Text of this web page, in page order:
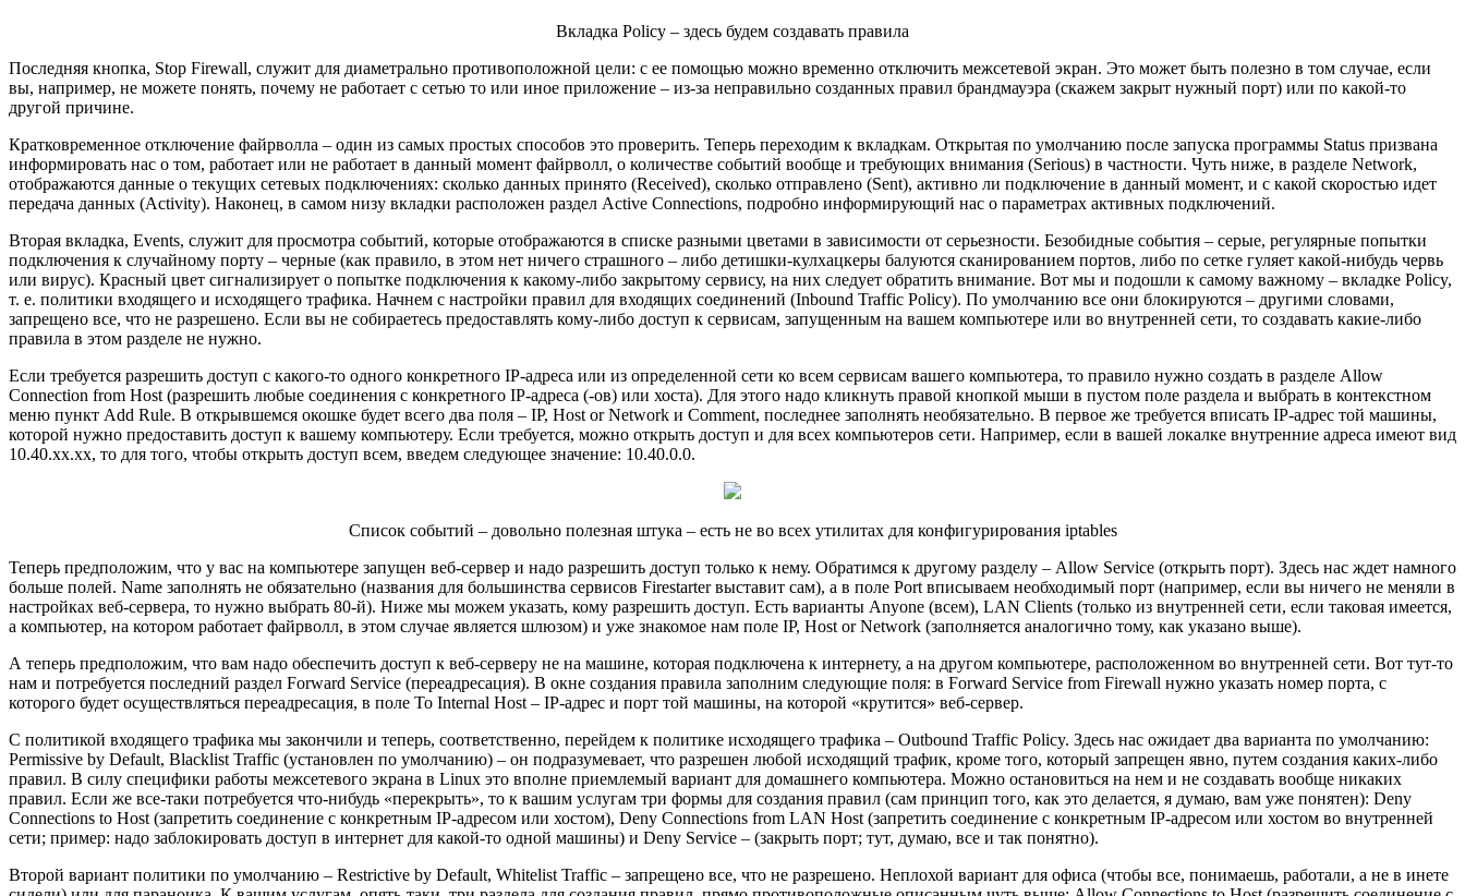
Вкладка Policy – здесь будем создавать правила
Последняя кнопка, Stop Firewall, служит для диаметрально противоположной цели: с ее помощью можно временно отключить межсетевой экран. Это может быть полезно в том случае, если
вы, например, не можете понять, почему не работает с сетью то или иное приложение – из-за неправильно созданных правил брандмауэра (скажем закрыт нужный порт) или по какой-то
другой причине.
Кратковременное отключение файрволла – один из самых простых способов это проверить. Теперь переходим к вкладкам. Открытая по умолчанию после запуска программы Status призвана
информировать нас о том, работает или не работает в данный момент файрволл, о количестве событий вообще и требующих внимания (Serious) в частности. Чуть ниже, в разделе Network,
отображаются данные о текущих сетевых подключениях: сколько данных принято (Received), сколько отправлено (Sent), активно ли подключение в данный момент, и с какой скоростью идет
передача данных (Activity). Наконец, в самом низу вкладки расположен раздел Active Connections, подробно информирующий нас о параметрах активных подключений.
Вторая вкладка, Events, служит для просмотра событий, которые отображаются в списке разными цветами в зависимости от серьезности. Безобидные события – серые, регулярные попытки
подключения к случайному порту – черные (как правило, в этом нет ничего страшного – либо детишки-кулхацкеры балуются сканированием портов, либо по сетке гуляет какой-нибудь червь
или вирус). Красный цвет сигнализирует о попытке подключения к какому-либо закрытому сервису, на них следует обратить внимание. Вот мы и подошли к самому важному – вкладке Policy,
т. е. политики входящего и исходящего трафика. Начнем с настройки правил для входящих соединений (Inbound Traffic Policy). По умолчанию все они блокируются – другими словами,
запрещено все, что не разрешено. Если вы не собираетесь предоставлять кому-либо доступ к сервисам, запущенным на вашем компьютере или во внутренней сети, то создавать какие-либо
правила в этом разделе не нужно.
Если требуется разрешить доступ с какого-то одного конкретного IP-адреса или из определенной сети ко всем сервисам вашего компьютера, то правило нужно создать в разделе Allow
Connection from Host (разрешить любые соединения с конкретного IP-адреса (-ов) или хоста). Для этого надо кликнуть правой кнопкой мыши в пустом поле раздела и выбрать в контекстном
меню пункт Add Rule. В открывшемся окошке будет всего два поля – IP, Host or Network и Comment, последнее заполнять необязательно. В первое же требуется вписать IP-адрес той машины,
которой нужно предоставить доступ к вашему компьютеру. Если требуется, можно открыть доступ и для всех компьютеров сети. Например, если в вашей локалке внутренние адреса имеют вид
10.40.xx.xx, то для того, чтобы открыть доступ всем, введем следующее значение: 10.40.0.0.
Список событий – довольно полезная штука – есть не во всех утилитах для конфигурирования iptables
Теперь предположим, что у вас на компьютере запущен веб-сервер и надо разрешить доступ только к нему. Обратимся к другому разделу – Allow Service (открыть порт). Здесь нас ждет намного
больше полей. Name заполнять не обязательно (названия для большинства сервисов Firestarter выставит сам), а в поле Port вписываем необходимый порт (например, если вы ничего не меняли в
настройках веб-сервера, то нужно выбрать 80-й). Ниже мы можем указать, кому разрешить доступ. Есть варианты Anyone (всем), LAN Clients (только из внутренней сети, если таковая имеется,
а компьютер, на котором работает файрволл, в этом случае является шлюзом) и уже знакомое нам поле IP, Host or Network (заполняется аналогично тому, как указано выше).
А теперь предположим, что вам надо обеспечить доступ к веб-серверу не на машине, которая подключена к интернету, а на другом компьютере, расположенном во внутренней сети. Вот тут-то
нам и потребуется последний раздел Forward Service (переадресация). В окне создания правила заполним следующие поля: в Forward Service from Firewall нужно указать номер порта, с
которого будет осуществляться переадресация, в поле To Internal Host – IP-адрес и порт той машины, на которой «крутится» веб-сервер.
С политикой входящего трафика мы закончили и теперь, соответственно, перейдем к политике исходящего трафика – Outbound Traffic Policy. Здесь нас ожидает два варианта по умолчанию:
Permissive by Default, Blacklist Traffic (установлен по умолчанию) – он подразумевает, что разрешен любой исходящий трафик, кроме того, который запрещен явно, путем создания каких-либо
правил. В силу специфики работы межсетевого экрана в Linux это вполне приемлемый вариант для домашнего компьютера. Можно остановиться на нем и не создавать вообще никаких
правил. Если же все-таки потребуется что-нибудь «перекрыть», то к вашим услугам три формы для создания правил (сам принцип того, как это делается, я думаю, вам уже понятен): Deny
Connections to Host (запретить соединение с конкретным IP-адресом или хостом), Deny Connections from LAN Host (запретить соединение с конкретным IP-адресом или хостом во внутренней
сети; пример: надо заблокировать доступ в интернет для какой-то одной машины) и Deny Service – (закрыть порт; тут, думаю, все и так понятно).
Второй вариант политики по умолчанию – Restrictive by Default, Whitelist Traffic – запрещено все, что не разрешено. Неплохой вариант для офиса (чтобы все, понимаешь, работали, а не в инете